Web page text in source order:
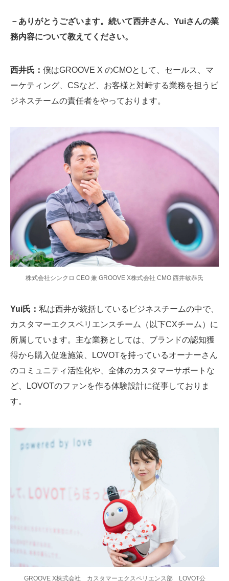
－ありがとうございます。続いて西井さん、Yuiさんの業
務内容について教えてください。
西井氏： 僕はGROOVE X のCMOとして、セールス、マ
ーケティング、CSなど、お客様と対峙する業務を担うビ
ジネスチームの責任者をやっております。
株式会社シンクロ CEO 兼 GROOVE X株式会社 CMO 西井敏恭氏
Yui氏： 私は西井が統括しているビジネスチームの中で、
カスタマーエクスペリエンスチーム（以下CXチーム）に
所属しています。主な業務としては、ブランドの認知獲
得から購入促進施策、LOVOTを持っているオーナーさん
のコミュニティ活性化や、全体のカスタマーサポートな
ど、LOVOTのファンを作る体験設計に従事しておりま
す。
GROOVE X株式会社 カスタマーエクスペリエンス部 LOVOT公